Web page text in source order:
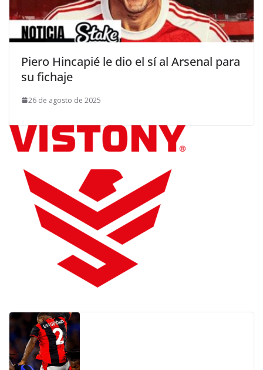
Piero Hincapié le dio el sí al Arsenal para
su fichaje
26 de agosto de 2025